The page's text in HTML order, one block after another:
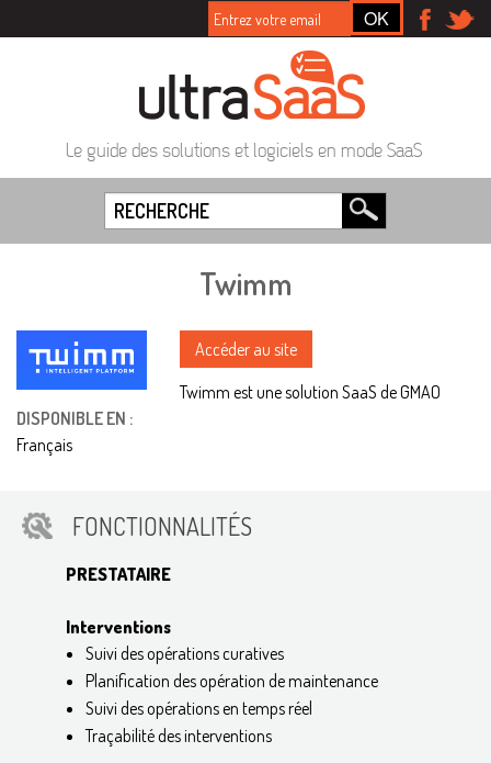
Le guide des solutions et logiciels en mode SaaS
Twimm
Accéder au site
Twimm est une solution SaaS de GMAO
DISPONIBLE EN :
Français
FONCTIONNALITÉS
PRESTATAIRE​
Interventions
Suivi des opérations curatives
Planification des opération de maintenance
Suivi des opérations en temps réel
Traçabilité des interventions